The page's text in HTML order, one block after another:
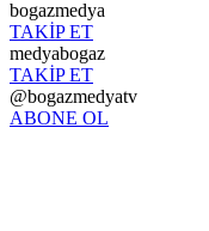
bogazmedya
TAKİP ET
medyabogaz
TAKİP ET
@bogazmedyatv
ABONE OL